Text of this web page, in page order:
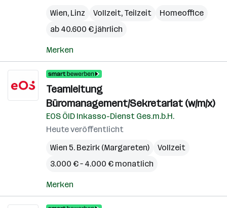
Wien, Linz Vollzeit, Teilzeit
Homeoffice
ab 40.600 € jährlich
Merken
Teamleitung
Büromanagement/Sekretariat (w/m/x)
EOS ÖID Inkasso-Dienst Ges.m.b.H.
Heute veröffentlicht
Wien 5. Bezirk (Margareten)
Vollzeit
3.000 € – 4.000 € monatlich
Merken